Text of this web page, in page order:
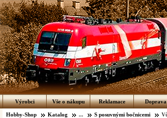
Výrobci Vše o nákupu Reklamace Doprava
Hobby-Shop Katalog ... S posuvnými bočnicemi